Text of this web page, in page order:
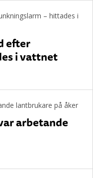
efter
i vattnet
arbetande